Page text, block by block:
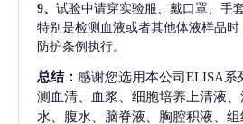
9、 试验中请穿实验服、戴口罩、手
特别是检测血液或者其他体液样品
防护条例执行。
总结： 感谢您选用本公司ELISA系
测血清、血浆、细胞培养上清液
水、腹水、脑脊液、胸腔积液、